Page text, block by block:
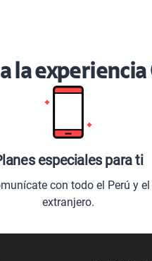
la experiencia
especiales para ti
con todo el Perú y el
extranjero.